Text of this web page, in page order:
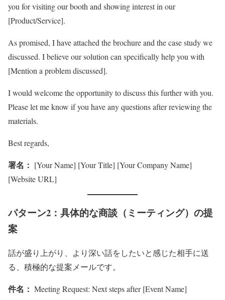
you for visiting our booth and showing interest in our
[Product/Service].
As promised, I have attached the brochure and the case study we
discussed. I believe our solution can specifically help you with
[Mention a problem discussed].
I would welcome the opportunity to discuss this further with you.
Please let me know if you have any questions after reviewing the
materials.
Best regards,
署名： [Your Name] [Your Title] [Your Company Name]
[Website URL]
パターン2：具体的な商談（ミーティング）の提
案
話が盛り上がり、より深い話をしたいと感じた相手に送
る、積極的な提案メールです。
件名： Meeting Request: Next steps after [Event Name]